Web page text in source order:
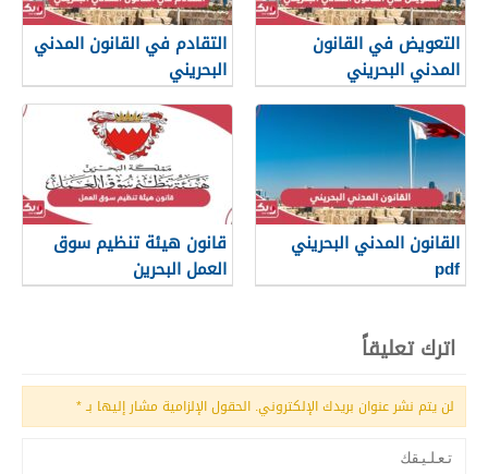
التعويض في القانون
المدني البحريني
التقادم في القانون المدني
البحريني
القانون المدني البحريني
pdf
قانون هيئة تنظيم سوق
العمل البحرين
اترك تعليقاً
لن يتم نشر عنوان بريدك الإلكتروني. الحقول الإلزامية مشار إليها بـ*